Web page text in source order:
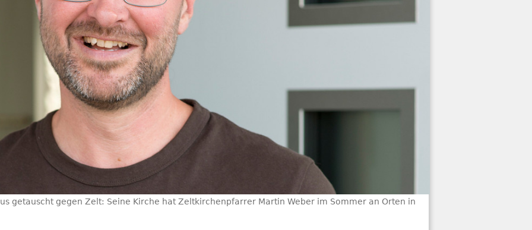
getauscht gegen Zelt: Seine Kirche hat Zeltkirchenpfarrer Martin Weber im Sommer an Orten in